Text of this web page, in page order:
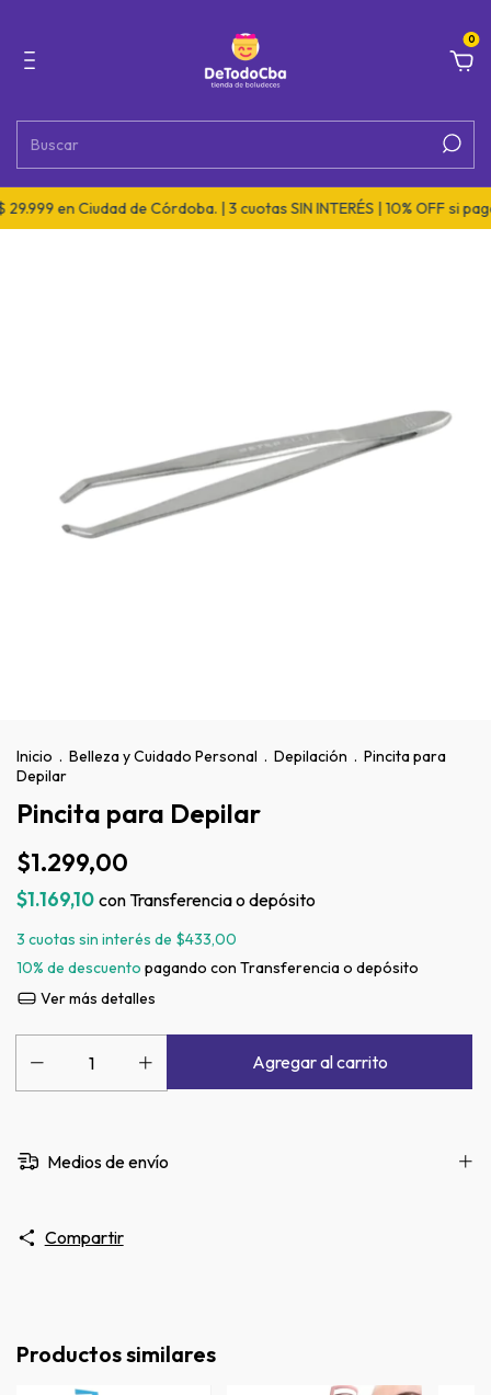
0
en Ciudad de Córdoba. | 3 cuotas SIN INTERÉS | 10% OFF si
Inicio . Belleza y Cuidado Personal . Depilación . Pincita para
Depilar
Pincita para Depilar
$1.299,00
$1.169,10 conTransferencia o depósito
3 cuotas sin interés de $433,00
10% de descuento pagando con Transferencia o depósito
Ver más detalles
Medios de envío
Compartir
Productos similares